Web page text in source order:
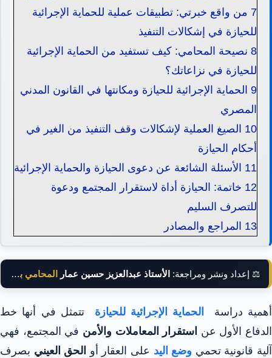
7 من واقع خبرتي: تطبيقات عملية للحماية الإجرائية
للحيازة في إشكالات التنفيذ
8 نصيحة المحامي: كيف تستفيد من الحماية الإجرائية
للحيازة في نزاعاتك؟
9 الحماية الإجرائية للحيازة ومكانتها في القانون المدني
المصري
10 الصيغ العملية لإشكالات وقف التنفيذ من الغير في
أحكام الحيازة
11 الأسئلة الشائعة عن دعوى الحيازة والحماية الإجرائية
12 خاتمة: الحيازة أداة لاستقرار المجتمع ودعوة
للتصرف السليم
13 المراجع والمصادر
⚖️ إعداد ونشر ومراجعة: الأستاذ عبدالعزيز حسين عمار المحامي بالنقض
أهمية دراسة الحماية الإجرائية للحيازة تتمثل في أنها خط
الدفاع الأول عن استقرار المعاملات والأمن في المجتمع، فهي
آلية قانونية تحمي وضع اليد على العقار أو الحق العيني بصرف